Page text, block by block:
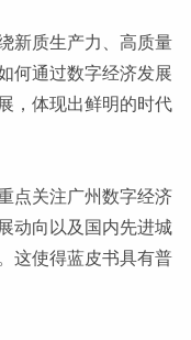
新质生产力、高质量
何通过数字经济发展
，体现出鲜明的时代
点关注广州数字经济
动向以及国内先进城
这使得蓝皮书具有普